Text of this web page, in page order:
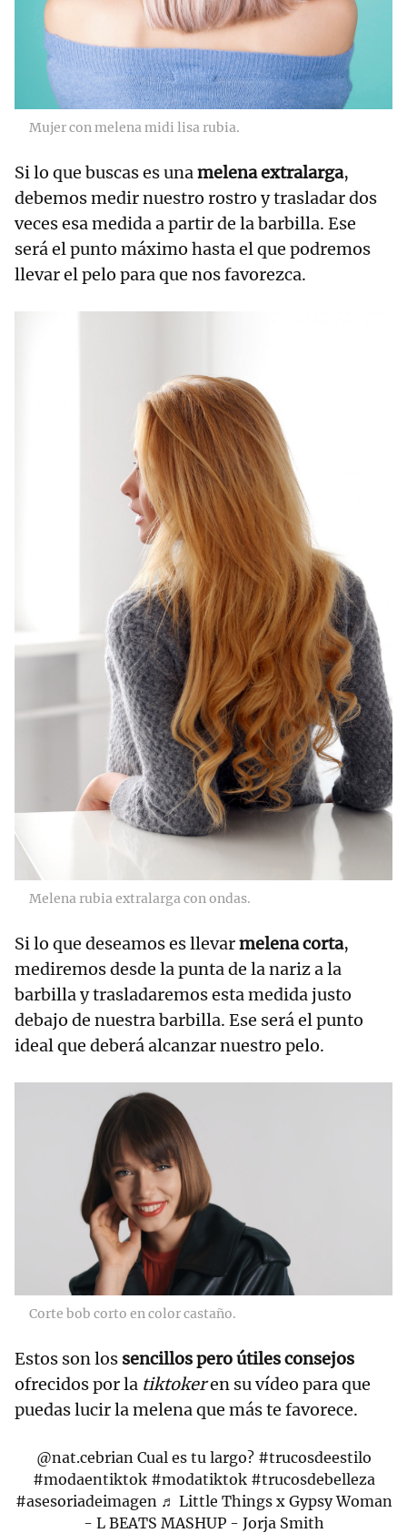
Mujer con melena midi lisa rubia.
Si lo que buscas es unamelena extralarga,
debemos medir nuestro rostro y trasladar dos
veces esa medida a partir de la barbilla. Ese
será el punto máximo hasta el que podremos
llevar el pelo para que nos favorezca.
Melena rubia extralarga con ondas.
Si lo que deseamos es llevarmelena corta,
mediremos desde la punta de la nariz a la
barbilla y trasladaremos esta medida justo
debajo de nuestra barbilla. Ese será el punto
ideal que deberá alcanzar nuestro pelo.
Corte bob corto en color castaño.
Estos son los sencillos pero útiles consejos
ofrecidos por la tiktokeren su vídeo para que
puedas lucir la melena que más te favorece.
@nat.cebrian Cual es tu largo? #trucosdeestilo
#modaentiktok #modatiktok #trucosdebelleza
#asesoriadeimagen ♬ Little Things x Gypsy Woman
- L BEATS MASHUP - Jorja Smith